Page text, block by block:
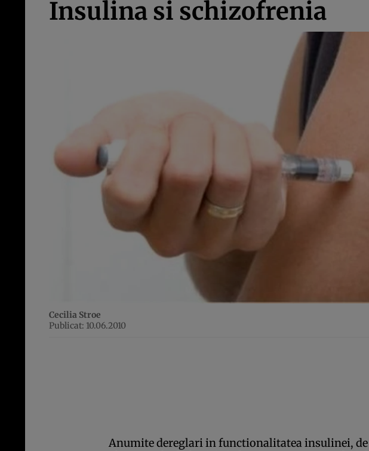
Insulina si schizofrenia
Cecilia Stroe
Publicat: 10.06.2010
Anumite dereglari in functionalitatea insulinei,